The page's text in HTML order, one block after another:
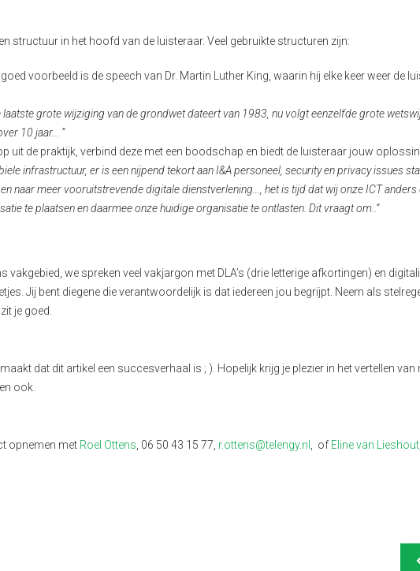
structuur in het hoofd van de luisteraar. Veel gebruikte structuren zijn:
goed voorbeeld is de speech van Dr. Martin Luther King, waarin hij elke keer weer de
laatste grote wijziging van de grondwet dateert van 1983, nu volgt eenzelfde grote
10 jaar… ”
uit de praktijk, verbind deze met een boodschap en biedt de luisteraar jouw
infrastructuur, er is een nijpend tekort aan I&A personeel, security en privacy issues
naar meer vooruitstrevende digitale dienstverlening…, het is tijd dat wij onze ICT
te plaatsen en daarmee onze huidige organisatie te ontlasten. Dit vraagt om..”
vakgebied, we spreken veel vakjargon met DLA’s (drie letterige afkortingen) en
Jij bent diegene die verantwoordelijk is dat iedereen jou begrijpt. Neem als
je goed.
dat dit artikel een succesverhaal is ; ). Hopelijk krijg je plezier in het vertellen
ook.
opnemen met Roel Ottens, 06 50 43 15 77, r.ottens@telengy.nl , of Eline van Lieshout